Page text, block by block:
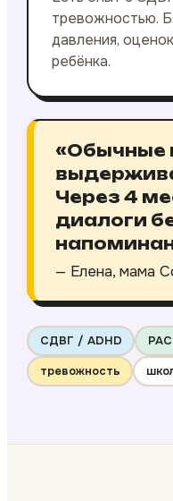
тревожностью.
давления,
ребёнка.
«Обычные
Через 4
диалоги
— Елена, мама
СДВГ / ADHD
тревожность